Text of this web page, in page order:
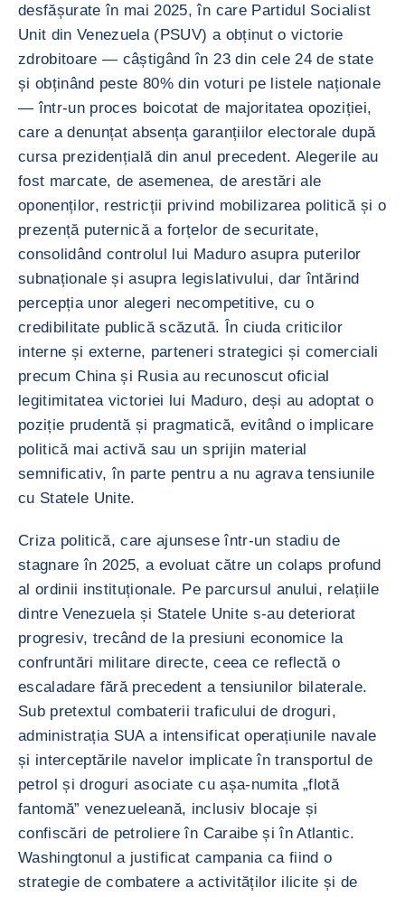
desfășurate în mai 2025, în care Partidul Socialist
Unit din Venezuela (PSUV) a obținut o victorie
zdrobitoare — câștigând în 23 din cele 24 de state
și obținând peste 80% din voturi pe listele naționale
— într-un proces boicotat de majoritatea opoziției,
care a denunțat absența garanțiilor electorale după
cursa prezidențială din anul precedent. Alegerile au
fost marcate, de asemenea, de arestări ale
oponenților, restricții privind mobilizarea politică și o
prezență puternică a forțelor de securitate,
consolidând controlul lui Maduro asupra puterilor
subnaționale și asupra legislativului, dar întărind
percepția unor alegeri necompetitive, cu o
credibilitate publică scăzută. În ciuda criticilor
interne și externe, parteneri strategici și comerciali
precum China și Rusia au recunoscut oficial
legitimitatea victoriei lui Maduro, deși au adoptat o
poziție prudentă și pragmatică, evitând o implicare
politică mai activă sau un sprijin material
semnificativ, în parte pentru a nu agrava tensiunile
cu Statele Unite.
Criza politică, care ajunsese într-un stadiu de
stagnare în 2025, a evoluat către un colaps profund
al ordinii instituționale. Pe parcursul anului, relațiile
dintre Venezuela și Statele Unite s-au deteriorat
progresiv, trecând de la presiuni economice la
confruntări militare directe, ceea ce reflectă o
escaladare fără precedent a tensiunilor bilaterale.
Sub pretextul combaterii traficului de droguri,
administrația SUA a intensificat operațiunile navale
și interceptările navelor implicate în transportul de
petrol și droguri asociate cu așa-numita „flotă
fantomă” venezueleană, inclusiv blocaje și
confiscări de petroliere în Caraibe și în Atlantic.
Washingtonul a justificat campania ca fiind o
strategie de combatere a activităților ilicite și de